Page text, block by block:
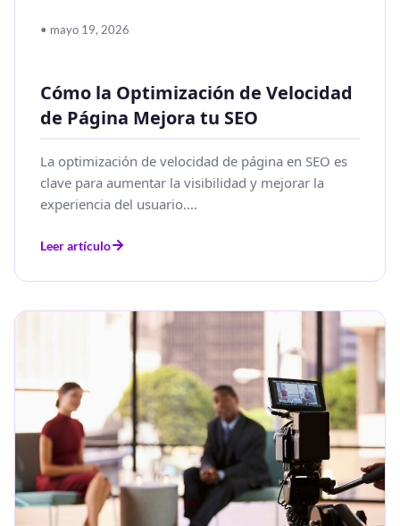
• mayo 19, 2026
Cómo la Optimización de Velocidad
de Página Mejora tu SEO
La optimización de velocidad de página en SEO es
clave para aumentar la visibilidad y mejorar la
experiencia del usuario....
Leer artículo